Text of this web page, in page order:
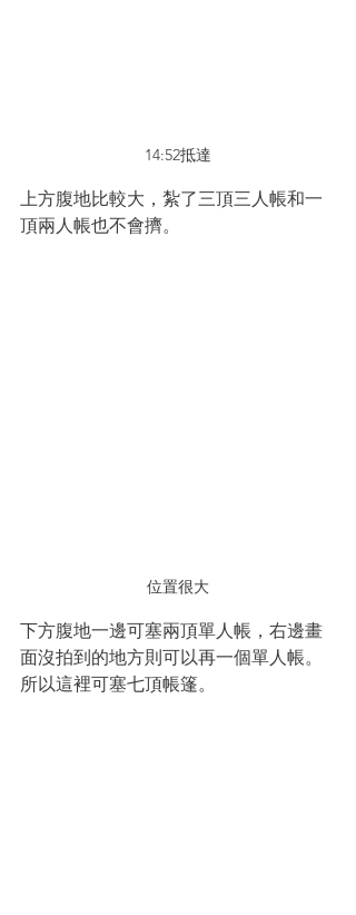
14:52抵達
上方腹地比較大，紮了三頂三人帳和一
頂兩人帳也不會擠。
位置很大
下方腹地一邊可塞兩頂單人帳，右邊畫
面沒拍到的地方則可以再一個單人帳。
所以這裡可塞七頂帳篷。